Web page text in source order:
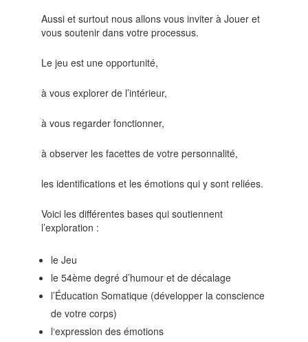
Aussi et surtout nous allons vous inviter à Jouer et
vous soutenir dans votre processus.
Le jeu est une opportunité,
à vous explorer de l’intérieur,
à vous regarder fonctionner,
à observer les facettes de votre personnalité,
les identifications et les émotions qui y sont reliées.
Voici les différentes bases qui soutiennent
l’exploration :
le Jeu
le 54ème degré d’humour et de décalage
l’Éducation Somatique (développer la conscience
de votre corps)
l‘expression des émotions